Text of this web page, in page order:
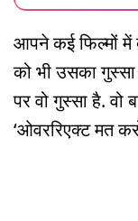
आपने कई फिल्मों में
को भी उसका
पर वो गुस्सा है.
‘ओवररिएक्ट मत